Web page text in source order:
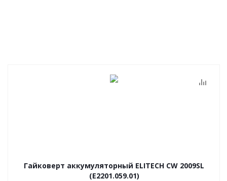
Гайковерт аккумуляторный ELITECH CW 2009SL
(E2201.059.01)